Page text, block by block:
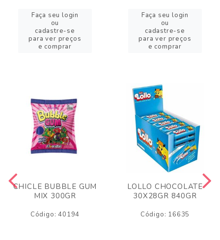
Faça seu login
ou
cadastre-se
para ver preços
e comprar
Faça seu login
ou
cadastre-se
para ver preços
e comprar
CHICLE BUBBLE GUM
MIX 300GR
Código: 40194
LOLLO CHOCOLATE
30X28GR 840GR
Código: 16635